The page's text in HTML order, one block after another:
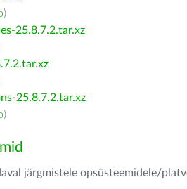
)
25.8.7.2.tar.xz
25.8.7.2.tar.xz
)
järgmistele opsüsteemidele/